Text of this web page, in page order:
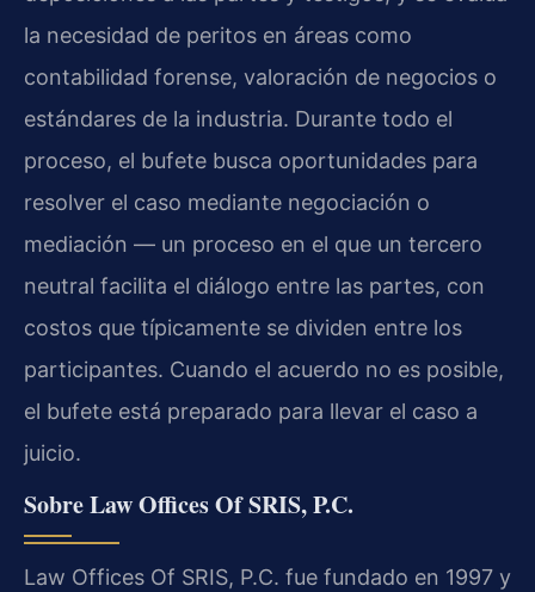
la necesidad de peritos en áreas como
contabilidad forense, valoración de negocios o
estándares de la industria. Durante todo el
proceso, el bufete busca oportunidades para
resolver el caso mediante negociación o
mediación — un proceso en el que un tercero
neutral facilita el diálogo entre las partes, con
costos que típicamente se dividen entre los
participantes. Cuando el acuerdo no es posible,
el bufete está preparado para llevar el caso a
juicio.
Sobre Law Offices Of SRIS, P.C.
Law Offices Of SRIS, P.C. fue fundado en 1997 y